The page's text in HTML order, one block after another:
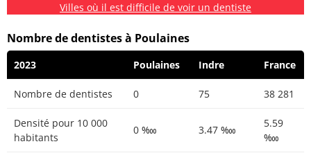
Villes où il est difficile de voir un dentiste
Nombre de dentistes à Poulaines
2023 Poulaines Indre France
Nombre de dentistes 0 75 38 281
Densité pour 10 000
habitants
0 ‱ 3.47 ‱
5.59
‱